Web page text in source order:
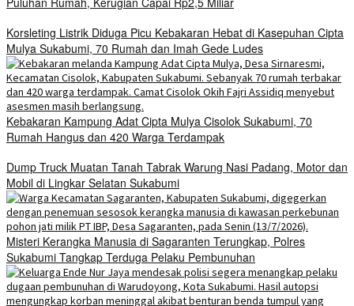
Korsleting Listrik Diduga Picu Kebakaran Hebat di Kasepuhan Cipta
Mulya Sukabumi, 70 Rumah dan Imah Gede Ludes
Kebakaran Kampung Adat Cipta Mulya Cisolok Sukabumi, 70
Rumah Hangus dan 420 Warga Terdampak
Dump Truck Muatan Tanah Tabrak Warung Nasi Padang, Motor dan
Mobil di Lingkar Selatan Sukabumi
Misteri Kerangka Manusia di Sagaranten Terungkap, Polres
Sukabumi Tangkap Terduga Pelaku Pembunuhan